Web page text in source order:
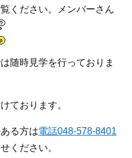
ください。メンバーさん
随時見学を行っておりま
ております。
る方は電話048-578-8401
せください。